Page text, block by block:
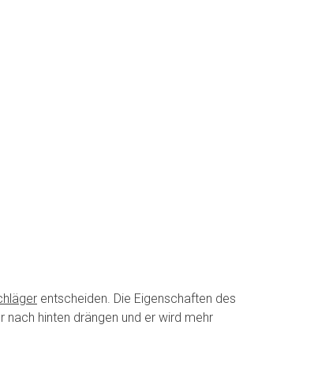
entscheiden. Die Eigenschaften des
hinten drängen und er wird mehr